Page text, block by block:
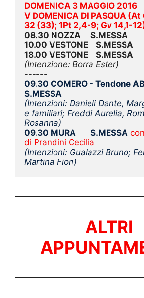
DOMENICA 3 MAGGIO 2016
V DOMENICA DI PASQUA (At
32 (33); 1Pt 2,4-9; Gv 14,1-
08.30 NOZZA     S.MESSA
10.00 VESTONE    S.MESSA
18.00 VESTONE    S.MESSA
(Intenzione: Borra Ester)
------
S.MESSA
(Intenzioni: Danieli Dante,
e familiari; Freddi Aurelia,
Rosanna)
09.30 MURA
S.MESSA
di Prandini Cecilia
(Intenzioni: Gualazzi Bruno;
Martina Fiori)
ALTRI